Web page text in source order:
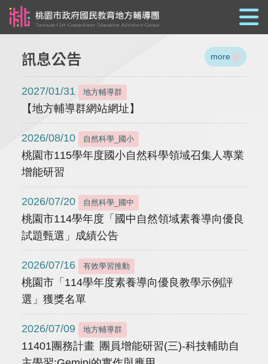
訊息公告 more
2027/01/31 地方輔導群
【地方輔導群網站網址】
2026/08/10 自然科學_國小
桃園市115學年度國小自然科學領域召集人專業
增能研習
2026/07/20 自然科學_國中
桃園市114學年度「國中自然領域素養導向優良
試題甄選」成績公告
2026/07/16 有效學習推動
桃園市「114學年度素養導向優良教學示例評
選」獲獎名單
2026/07/09 地方輔導群
11401團務計畫 團員增能研習(三)-科技輔助自